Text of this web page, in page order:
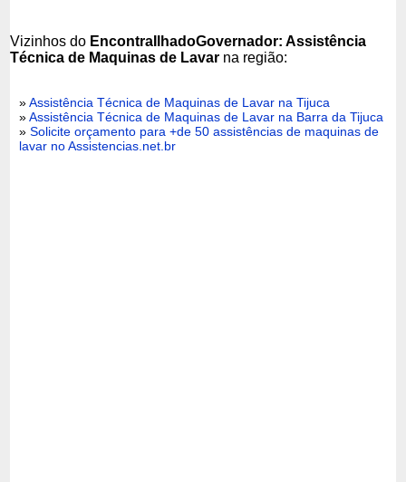
Vizinhos do EncontraIlhadoGovernador: Assistência
Técnica de Maquinas de Lavar na região:
»Assistência Técnica de Maquinas de Lavar na Tijuca
»Assistência Técnica de Maquinas de Lavar na Barra da Tijuca
»Solicite orçamento para +de 50 assistências de maquinas de
lavar no Assistencias.net.br